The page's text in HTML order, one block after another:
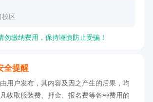
校区
勿缴纳费用，保持谨慎防止受骗！
全提醒
用户发布，其内容及因之产生的后果，均
收取服装费、押金、报名费等各种费用的